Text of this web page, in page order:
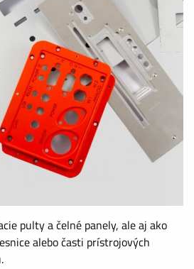
pulty a čelné panely, ale aj ako
alebo časti prístrojových